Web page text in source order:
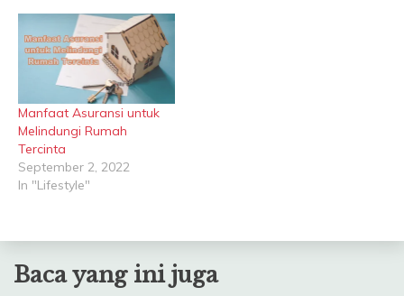
Manfaat Asuransi untuk
Melindungi Rumah
Tercinta
September 2, 2022
In "Lifestyle"
Baca yang ini juga